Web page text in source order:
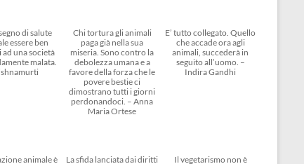
di salute
essere ben
una società
malata.
Chi tortura gli animali
paga già nella sua
miseria. Sono contro la
debolezza umana e a
favore della forza che le
povere bestie ci
dimostrano tutti i giorni
perdonandoci. – Anna
Maria Ortese
E’ tutto collegato. Quello
che accade ora agli
animali, succederà in
seguito all’uomo. –
Indira Gandhi
animale è
La sfida lanciata dai diritti
Il vegetarismo non è